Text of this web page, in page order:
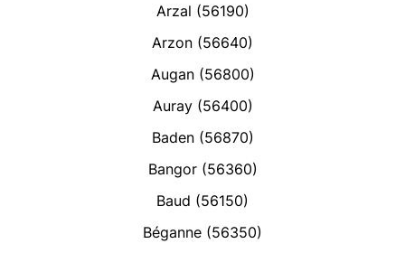
Arzal (56190)
Arzon (56640)
Augan (56800)
Auray (56400)
Baden (56870)
Bangor (56360)
Baud (56150)
Béganne (56350)